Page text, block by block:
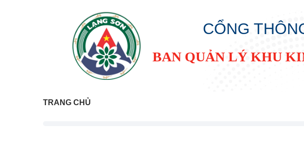
CỔNG
BAN QUẢN LÝ KHU
TRANG CHỦ